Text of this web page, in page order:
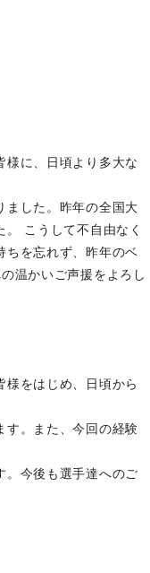
様に、日頃より多大な
ました。昨年の全国大
こうして不自由なく
ちを忘れず、昨年のベ
温かいご声援をよろし
をはじめ、日頃から
す。また、今回の経験
。今後も選手達へのご